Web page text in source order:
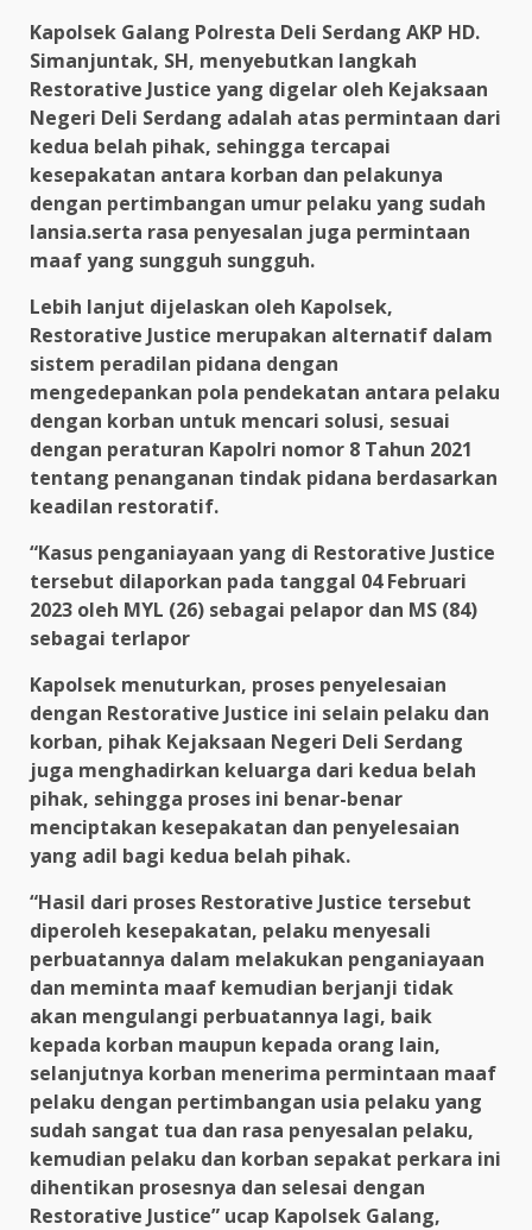
Kapolsek Galang Polresta Deli Serdang AKP HD.
Simanjuntak, SH, menyebutkan langkah
Restorative Justice yang digelar oleh Kejaksaan
Negeri Deli Serdang adalah atas permintaan dari
kedua belah pihak, sehingga tercapai
kesepakatan antara korban dan pelakunya
dengan pertimbangan umur pelaku yang sudah
lansia.serta rasa penyesalan juga permintaan
maaf yang sungguh sungguh.
Lebih lanjut dijelaskan oleh Kapolsek,
Restorative Justice merupakan alternatif dalam
sistem peradilan pidana dengan
mengedepankan pola pendekatan antara pelaku
dengan korban untuk mencari solusi, sesuai
dengan peraturan Kapolri nomor 8 Tahun 2021
tentang penanganan tindak pidana berdasarkan
keadilan restoratif.
“Kasus penganiayaan yang di Restorative Justice
tersebut dilaporkan pada tanggal 04 Februari
2023 oleh MYL (26) sebagai pelapor dan MS (84)
sebagai terlapor
Kapolsek menuturkan, proses penyelesaian
dengan Restorative Justice ini selain pelaku dan
korban, pihak Kejaksaan Negeri Deli Serdang
juga menghadirkan keluarga dari kedua belah
pihak, sehingga proses ini benar-benar
menciptakan kesepakatan dan penyelesaian
yang adil bagi kedua belah pihak.
“Hasil dari proses Restorative Justice tersebut
diperoleh kesepakatan, pelaku menyesali
perbuatannya dalam melakukan penganiayaan
dan meminta maaf kemudian berjanji tidak
akan mengulangi perbuatannya lagi, baik
kepada korban maupun kepada orang lain,
selanjutnya korban menerima permintaan maaf
pelaku dengan pertimbangan usia pelaku yang
sudah sangat tua dan rasa penyesalan pelaku,
kemudian pelaku dan korban sepakat perkara ini
dihentikan prosesnya dan selesai dengan
Restorative Justice” ucap Kapolsek Galang,